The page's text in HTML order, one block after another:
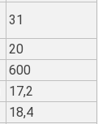
31
20
600
17,2
18,4